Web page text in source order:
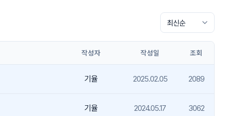
작성자 작성일 조회
기율 2025.02.05 2089
기율 2024.05.17 3062